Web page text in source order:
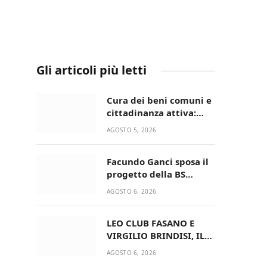
Gli articoli più letti
Cura dei beni comuni e
cittadinanza attiva:
online l’avviso per la
AGOSTO 5, 2026
Facundo Ganci sposa il
progetto della BS
Soccer Team Fasano e
AGOSTO 6, 2026
LEO CLUB FASANO E
VIRGILIO BRINDISI, IL
PASSAGGIO DELLE
AGOSTO 6, 2026